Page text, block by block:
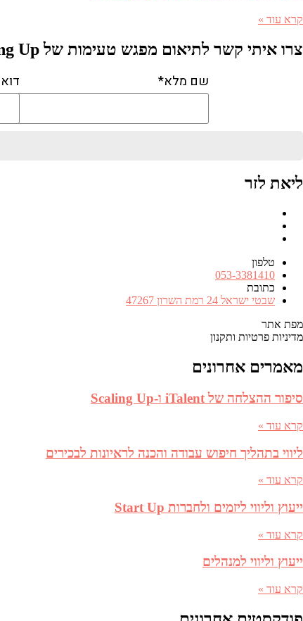
קרא עוד »
צרו איתי קשר לתיאום מפגש טעימות של Scaling Up
שם מלא*
ליאת לזר
טלפון
מספר
טלפון
053-3381410
כתובת
כתובת
שבטי ישראל 24 רמת השרון 47267
מפת אתר
מדיניות פרטיות ותקנון
מאמרים אחרונים
סיפור ההצלחה של iTalent ו-Scaling Up
קרא עוד »
ליווי בתהליך חיפוש עבודה והכנה לראיונות לבכירים
קרא עוד »
ייעוץ וליווי ליזמים ולחברות Start Up
קרא עוד »
ייעוץ וליווי למנהלים
קרא עוד »